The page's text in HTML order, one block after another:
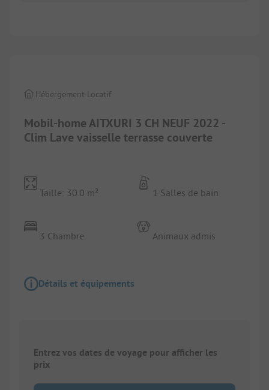
Mobil-home AITXURI 3 CH NEUF 2022 -
Clim Lave vaisselle terrasse couverte
Hébergement Locatif
Taille: 30.0 m²
3 Chambre
1 Salles de bain
Animaux admis
Détails et équipements
Entrez vos dates de voyage pour afficher les
prix